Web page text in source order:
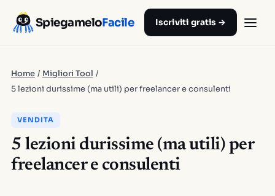
SpiegameloFacile Iscriviti gratis →
Home / Migliori Tool /
5 lezioni durissime (ma utili) per freelancer e consulenti
VENDITA
5 lezioni durissime (ma utili) per
freelancer e consulenti